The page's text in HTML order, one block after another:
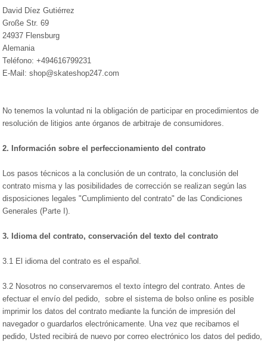
David Díez Gutiérrez
Große Str. 69
24937 Flensburg
Alemania
Teléfono: +494616799231
E-Mail: shop@skateshop247.com
No tenemos la voluntad ni la obligación de participar en procedimientos de
resolución de litigios ante órganos de arbitraje de consumidores.
2. Información sobre el perfeccionamiento del contrato
Los pasos técnicos a la conclusión de un contrato, la conclusión del
contrato misma y las posibilidades de corrección se realizan según las
disposiciones legales "Cumplimiento del contrato" de las Condiciones
Generales (Parte I).
3. Idioma del contrato, conservación del texto del contrato
3.1 El idioma del contrato es el español.
3.2 Nosotros no conservaremos el texto íntegro del contrato. Antes de
efectuar el envío del pedido, sobre el sistema de bolso online es posible
imprimir los datos del contrato mediante la función de impresión del
navegador o guardarlos electrónicamente. Una vez que recibamos el
pedido, Usted recibirá de nuevo por correo electrónico los datos del pedido,